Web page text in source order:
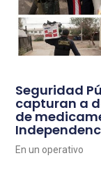
Seguridad
capturan a
de
En un operativo